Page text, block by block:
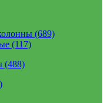
(689)
(117)
(488)